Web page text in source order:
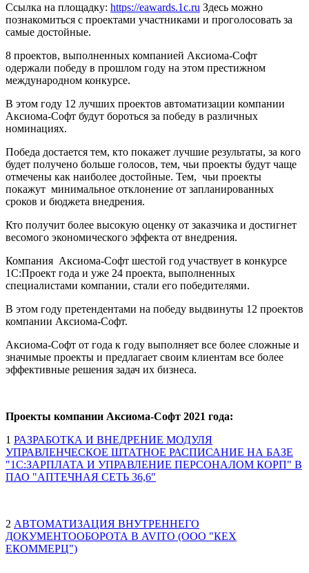
Ссылка на площадку: https://eawards.1c.ru Здесь можно
познакомиться с проектами участниками и проголосовать за
самые достойные.
8 проектов, выполненных компанией Аксиома-Софт
одержали победу в прошлом году на этом престижном
международном конкурсе.
В этом году 12 лучших проектов автоматизации компании
Аксиома-Софт будут бороться за победу в различных
номинациях.
Победа достается тем, кто покажет лучшие результаты, за кого
будет получено больше голосов, тем, чьи проекты будут чаще
отмечены как наиболее достойные. Тем, чьи проекты
покажут минимальное отклонение от запланированных
сроков и бюджета внедрения.
Кто получит более высокую оценку от заказчика и достигнет
весомого экономического эффекта от внедрения.
Компания Аксиома-Софт шестой год участвует в конкурсе
1С:Проект года и уже 24 проекта, выполненных
специалистами компании, стали его победителями.
В этом году претендентами на победу выдвинуты 12 проектов
компании Аксиома-Софт.
Аксиома-Софт от года к году выполняет все более сложные и
значимые проекты и предлагает своим клиентам все более
эффективные решения задач их бизнеса.
Проекты компании Аксиома-Софт 2021 года:
1 РАЗРАБОТКА И ВНЕДРЕНИЕ МОДУЛЯ
УПРАВЛЕНЧЕСКОЕ ШТАТНОЕ РАСПИСАНИЕ НА БАЗЕ
"1С:ЗАРПЛАТА И УПРАВЛЕНИЕ ПЕРСОНАЛОМ КОРП" В
ПАО "АПТЕЧНАЯ СЕТЬ 36,6"
2 АВТОМАТИЗАЦИЯ ВНУТРЕННЕГО
ДОКУМЕНТООБОРОТА В AVITO (OOO "КEX
ЕКОММЕРЦ")